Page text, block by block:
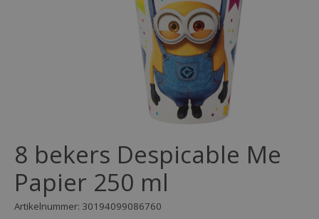
8 bekers Despicable Me
Papier 250 ml
Artikelnummer: 30194099086760